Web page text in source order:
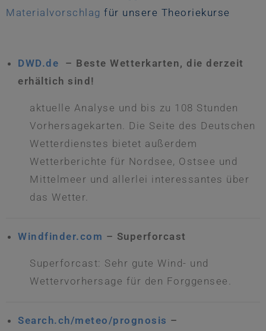
Materialvorschlag für unsere Theoriekurse
DWD.de
– Beste Wetterkarten, die derzeit
erhältich sind!
aktuelle Analyse und bis zu 108 Stunden
Vorhersagekarten. Die Seite des Deutschen
Wetterdienstes bietet außerdem
Wetterberichte für Nordsee, Ostsee und
Mittelmeer und allerlei interessantes über
das Wetter.
Windfinder.com – Superforcast
Superforcast: Sehr gute Wind- und
Wettervorhersage für den Forggensee.
Search.ch/meteo/prognosis –